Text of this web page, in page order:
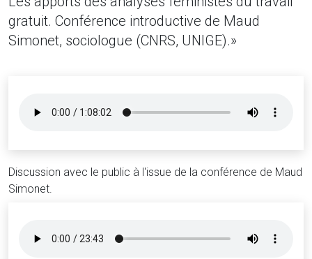
gratuit. Conférence introductive de Maud
Simonet, sociologue (CNRS, UNIGE).»
Discussion avec le public à l'issue de la conférence de Maud
Simonet.